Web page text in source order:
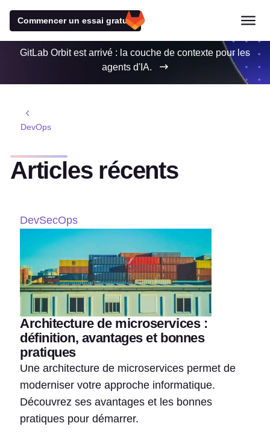
Commencer un essai gratuit
GitLab Orbit est arrivé : la couche de contexte pour les
agents d'IA.
DevOps
Articles récents
DevSecOps
Architecture de microservices :
définition, avantages et bonnes
pratiques
Une architecture de microservices permet de
moderniser votre approche informatique.
Découvrez ses avantages et les bonnes
pratiques pour démarrer.